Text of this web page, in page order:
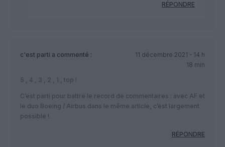
RÉPONDRE
c'est parti a commenté :
11 décembre 2021 - 14 h
18 min
5 , 4 , 3 , 2 , 1 , top !
C’est parti pour battre le record de commentaires : avec AF et
le duo Boeing / Airbus dans le même article, c’est largement
possible !
RÉPONDRE